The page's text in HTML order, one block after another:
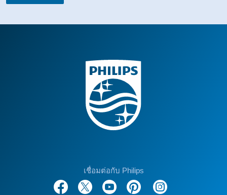
เชื่อมต่อกับ Philips